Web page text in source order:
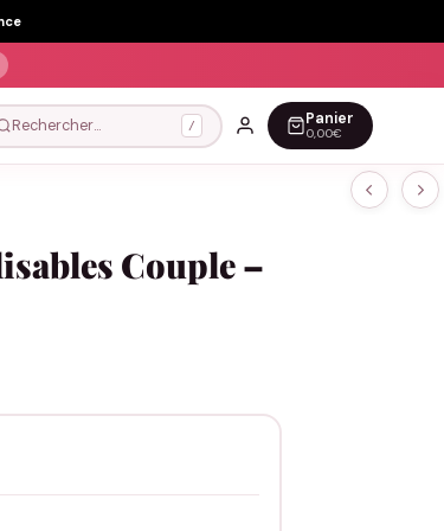
Rechercher… / Panier
0,00€
Couple –